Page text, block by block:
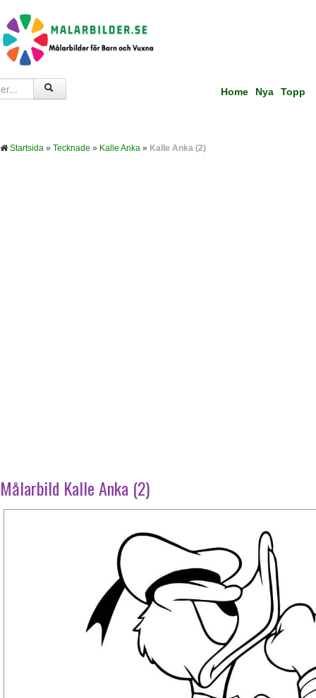
Home Nya Topp
Startsida » Tecknade » Kalle Anka » Kalle Anka (2)
Målarbild Kalle Anka (2)